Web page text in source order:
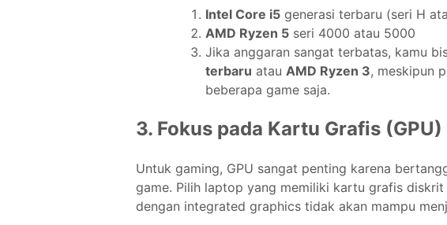
Intel Core i5 generasi terbaru (seri H
AMD Ryzen 5 seri 4000 atau 5000
Jika anggaran sangat terbatas, kamu
terbaru atau AMD Ryzen 3, meskipun
beberapa game saja.
3. Fokus pada Kartu Grafis (GPU)
Untuk gaming, GPU sangat penting karena
game. Pilih laptop yang memiliki kartu grafis
dengan integrated graphics tidak akan mampu